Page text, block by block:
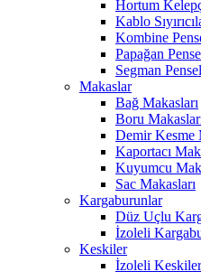
Hortum
Kablo
Kombine
Papağan
Segman
Makaslar
Bağ Makasları
Boru
Demir Kesme
Kaportacı
Kuyumcu
Sac Makasları
Kargaburunlar
Düz Uçlu
İzoleli
Keskiler
İzoleli Keskiler